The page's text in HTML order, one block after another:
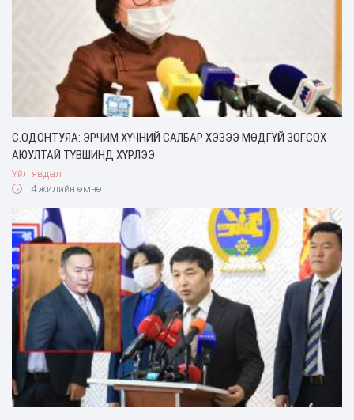
С.ОДОНТУЯА: ЭРЧИМ ХҮЧНИЙ САЛБАР ХЭЗЭЭ МӨДГҮЙ ЗОГСОХ
АЮУЛТАЙ ТҮВШИНД ХҮРЛЭЭ
Үйл явдал
4 жилийн өмнө